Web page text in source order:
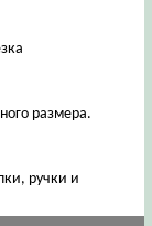
размера.
ручки и